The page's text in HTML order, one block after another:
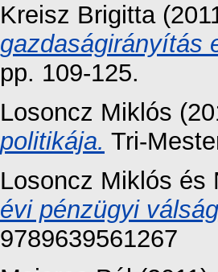
Kreisz Brigitta
gazdaságirányítás
pp. 109-125.
Losoncz Miklós
politikája. Tri-
Losoncz Miklós és
évi pénzügyi
9789639561267